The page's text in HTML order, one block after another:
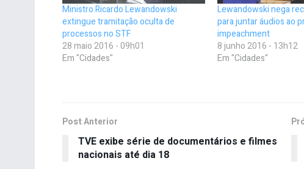
Ministro Ricardo Lewandowski
extingue tramitação oculta de
processos no STF
28 maio 2016 - 09h01
Em "Cidades"
Lewandowski nega
para juntar áudios ao
impeachment
8 junho 2016 - 13h12
Em "Cidades"
Post Anterior
TVE exibe série de documentários e filmes
nacionais até dia 18